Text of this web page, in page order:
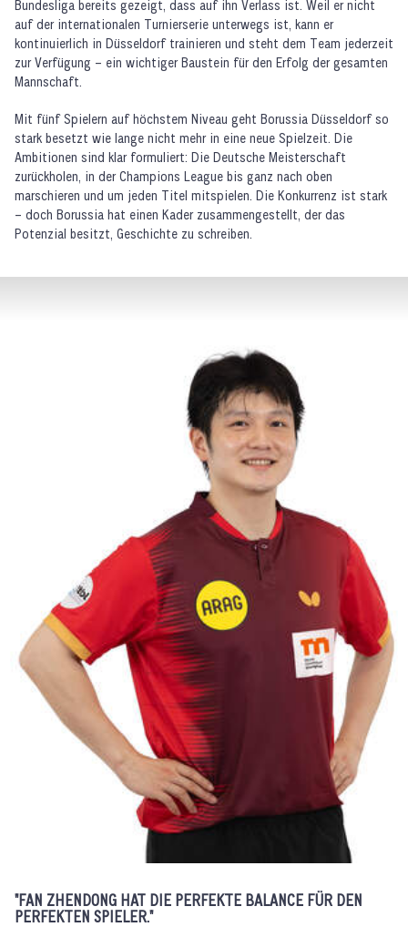
Bundesliga bereits gezeigt, dass auf ihn Verlass ist. Weil er nicht
auf der internationalen Turnierserie unterwegs ist, kann er
kontinuierlich in Düsseldorf trainieren und steht dem Team jederzeit
zur Verfügung – ein wichtiger Baustein für den Erfolg der gesamten
Mannschaft.
Mit fünf Spielern auf höchstem Niveau geht Borussia Düsseldorf so
stark besetzt wie lange nicht mehr in eine neue Spielzeit. Die
Ambitionen sind klar formuliert: Die Deutsche Meisterschaft
zurückholen, in der Champions League bis ganz nach oben
marschieren und um jeden Titel mitspielen. Die Konkurrenz ist stark
– doch Borussia hat einen Kader zusammengestellt, der das
Potenzial besitzt, Geschichte zu schreiben.
"FAN ZHENDONG HAT DIE PERFEKTE BALANCE FÜR DEN
PERFEKTEN SPIELER."